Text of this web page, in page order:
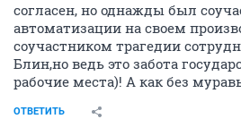
согласен, но однажды был
автоматизации на своем
соучастником трагедии
Блин,но ведь это забота
рабочие места)! А как без
ОТВЕТИТЬ